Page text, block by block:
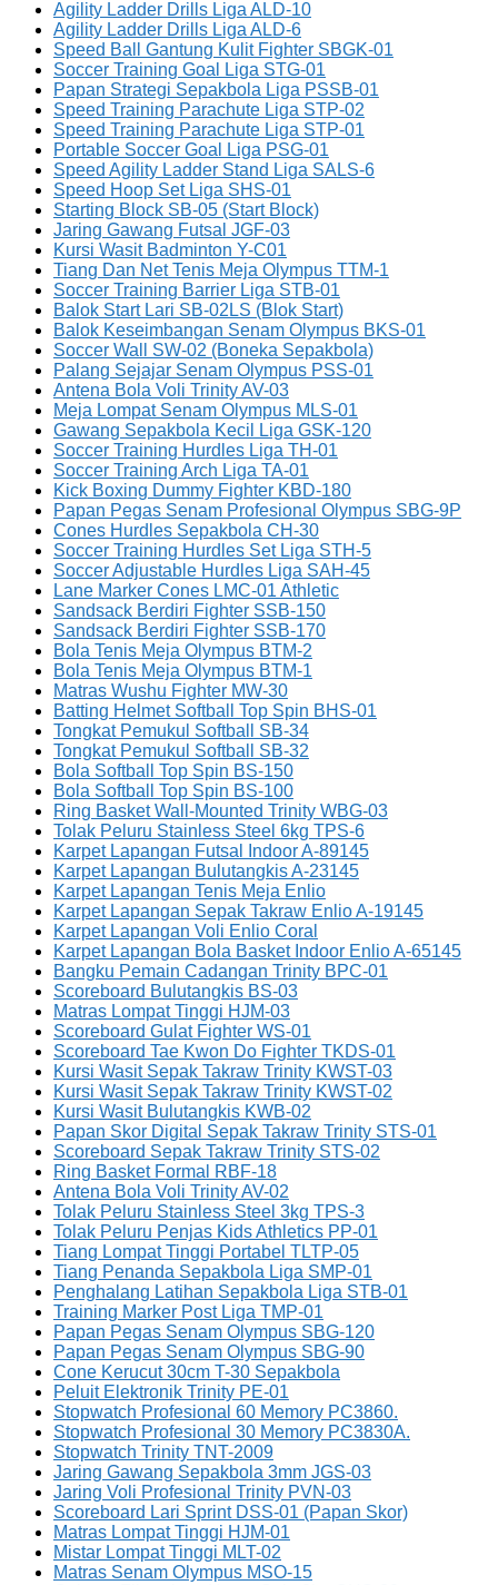
Agility Ladder Drills Liga ALD-10
Agility Ladder Drills Liga ALD-6
Speed Ball Gantung Kulit Fighter SBGK-01
Soccer Training Goal Liga STG-01
Papan Strategi Sepakbola Liga PSSB-01
Speed Training Parachute Liga STP-02
Speed Training Parachute Liga STP-01
Portable Soccer Goal Liga PSG-01
Speed Agility Ladder Stand Liga SALS-6
Speed Hoop Set Liga SHS-01
Starting Block SB-05 (Start Block)
Jaring Gawang Futsal JGF-03
Kursi Wasit Badminton Y-C01
Tiang Dan Net Tenis Meja Olympus TTM-1
Soccer Training Barrier Liga STB-01
Balok Start Lari SB-02LS (Blok Start)
Balok Keseimbangan Senam Olympus BKS-01
Soccer Wall SW-02 (Boneka Sepakbola)
Palang Sejajar Senam Olympus PSS-01
Antena Bola Voli Trinity AV-03
Meja Lompat Senam Olympus MLS-01
Gawang Sepakbola Kecil Liga GSK-120
Soccer Training Hurdles Liga TH-01
Soccer Training Arch Liga TA-01
Kick Boxing Dummy Fighter KBD-180
Papan Pegas Senam Profesional Olympus SBG-9P
Cones Hurdles Sepakbola CH-30
Soccer Training Hurdles Set Liga STH-5
Soccer Adjustable Hurdles Liga SAH-45
Lane Marker Cones LMC-01 Athletic
Sandsack Berdiri Fighter SSB-150
Sandsack Berdiri Fighter SSB-170
Bola Tenis Meja Olympus BTM-2
Bola Tenis Meja Olympus BTM-1
Matras Wushu Fighter MW-30
Batting Helmet Softball Top Spin BHS-01
Tongkat Pemukul Softball SB-34
Tongkat Pemukul Softball SB-32
Bola Softball Top Spin BS-150
Bola Softball Top Spin BS-100
Ring Basket Wall-Mounted Trinity WBG-03
Tolak Peluru Stainless Steel 6kg TPS-6
Karpet Lapangan Futsal Indoor A-89145
Karpet Lapangan Bulutangkis A-23145
Karpet Lapangan Tenis Meja Enlio
Karpet Lapangan Sepak Takraw Enlio A-19145
Karpet Lapangan Voli Enlio Coral
Karpet Lapangan Bola Basket Indoor Enlio A-65145
Bangku Pemain Cadangan Trinity BPC-01
Scoreboard Bulutangkis BS-03
Matras Lompat Tinggi HJM-03
Scoreboard Gulat Fighter WS-01
Scoreboard Tae Kwon Do Fighter TKDS-01
Kursi Wasit Sepak Takraw Trinity KWST-03
Kursi Wasit Sepak Takraw Trinity KWST-02
Kursi Wasit Bulutangkis KWB-02
Papan Skor Digital Sepak Takraw Trinity STS-01
Scoreboard Sepak Takraw Trinity STS-02
Ring Basket Formal RBF-18
Antena Bola Voli Trinity AV-02
Tolak Peluru Stainless Steel 3kg TPS-3
Tolak Peluru Penjas Kids Athletics PP-01
Tiang Lompat Tinggi Portabel TLTP-05
Tiang Penanda Sepakbola Liga SMP-01
Penghalang Latihan Sepakbola Liga STB-01
Training Marker Post Liga TMP-01
Papan Pegas Senam Olympus SBG-120
Papan Pegas Senam Olympus SBG-90
Cone Kerucut 30cm T-30 Sepakbola
Peluit Elektronik Trinity PE-01
Stopwatch Profesional 60 Memory PC3860.
Stopwatch Profesional 30 Memory PC3830A.
Stopwatch Trinity TNT-2009
Jaring Gawang Sepakbola 3mm JGS-03
Jaring Voli Profesional Trinity PVN-03
Scoreboard Lari Sprint DSS-01 (Papan Skor)
Matras Lompat Tinggi HJM-01
Mistar Lompat Tinggi MLT-02
Matras Senam Olympus MSO-15